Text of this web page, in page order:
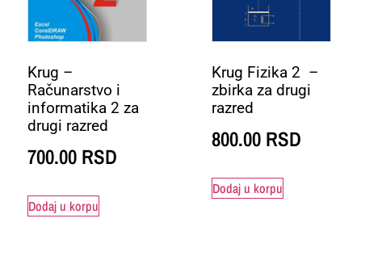
Krug –
Računarstvo i
informatika 2 za
drugi razred
700.00 RSD
Dodaj u korpu
Krug Fizika 2 –
zbirka za drugi
razred
800.00 RSD
Dodaj u korpu